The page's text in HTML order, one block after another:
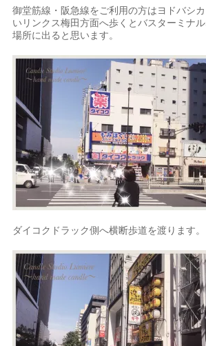
御堂筋線・阪急線をご利用の方はヨドバシ
いリンクス梅田方面へ歩くとバスターミナ
場所に出ると思います。
ダイコクドラック側へ横断歩道を渡ります。